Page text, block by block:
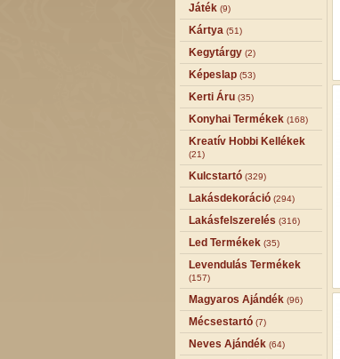
Játék (9)
Kártya (51)
Kegytárgy (2)
Képeslap (53)
Kerti Áru (35)
Konyhai Termékek (168)
Kreatív Hobbi Kellékek
(21)
Kulcstartó (329)
Lakásdekoráció (294)
Lakásfelszerelés (316)
Led Termékek (35)
Levendulás Termékek
(157)
Magyaros Ajándék (96)
Mécsestartó (7)
Neves Ajándék (64)